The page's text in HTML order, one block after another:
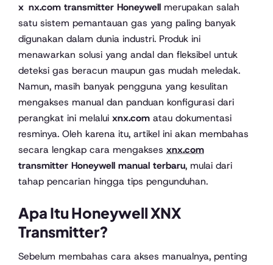
xnx.com transmitter Honeywellmerupakan salah
satu sistem pemantauan gas yang paling banyak
digunakan dalam dunia industri. Produk ini
menawarkan solusi yang andal dan fleksibel untuk
deteksi gas beracun maupun gas mudah meledak.
Namun, masih banyak pengguna yang kesulitan
mengakses manual dan panduan konfigurasi dari
perangkat ini melalui xnx.com atau dokumentasi
resminya. Oleh karena itu, artikel ini akan membahas
secara lengkap cara mengakses xnx.com
transmitter Honeywell manual terbaru, mulai dari
tahap pencarian hingga tips pengunduhan.
Apa Itu Honeywell XNX
Transmitter?
Sebelum membahas cara akses manualnya, penting